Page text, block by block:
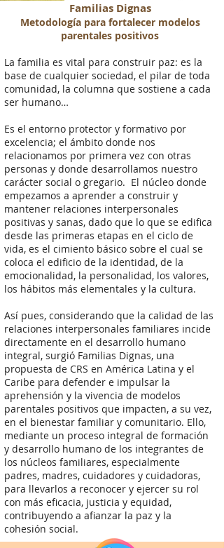
Familias Dignas
Metodología para fortalecer modelos
parentales positivos
La familia es vital para construir paz: es la
base de cualquier sociedad, el pilar de toda
comunidad, la columna que sostiene a cada
ser humano…
Es el entorno protector y formativo por
excelencia; el ámbito donde nos
relacionamos por primera vez con otras
personas y donde desarrollamos nuestro
carácter social o gregario. El núcleo donde
empezamos a aprender a construir y
mantener relaciones interpersonales
positivas y sanas, dado que lo que se edifica
desde las primeras etapas en el ciclo de
vida, es el cimiento básico sobre el cual se
coloca el edificio de la identidad, de la
emocionalidad, la personalidad, los valores,
los hábitos más elementales y la cultura.
Así pues, considerando que la calidad de las
relaciones interpersonales familiares incide
directamente en el desarrollo humano
integral, surgió Familias Dignas, una
propuesta de CRS en América Latina y el
Caribe para defender e impulsar la
aprehensión y la vivencia de modelos
parentales positivos que impacten, a su vez,
en el bienestar familiar y comunitario. Ello,
mediante un proceso integral de formación
y desarrollo humano de los integrantes de
los núcleos familiares, especialmente
padres, madres, cuidadores y cuidadoras,
para llevarlos a reconocer y ejercer su rol
con más eficacia, justicia y equidad,
contribuyendo a afianzar la paz y la
cohesión social.